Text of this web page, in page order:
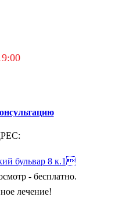
бульвар 8 к.1
- бесплатно.
лечение!